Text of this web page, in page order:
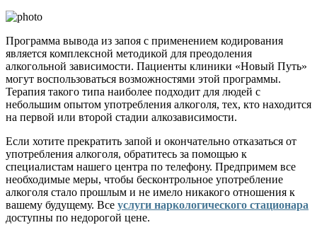
Программа вывода из запоя с применением кодирования
является комплексной методикой для преодоления
алкогольной зависимости. Пациенты клиники «Новый Путь»
могут воспользоваться возможностями этой программы.
Терапия такого типа наиболее подходит для людей с
небольшим опытом употребления алкоголя, тех, кто находится
на первой или второй стадии алкозависимости.
Если хотите прекратить запой и окончательно отказаться от
употребления алкоголя, обратитесь за помощью к
специалистам нашего центра по телефону. Предпримем все
необходимые меры, чтобы бесконтрольное употребление
алкоголя стало прошлым и не имело никакого отношения к
вашему будущему. Все услуги наркологического стационара
доступны по недорогой цене.